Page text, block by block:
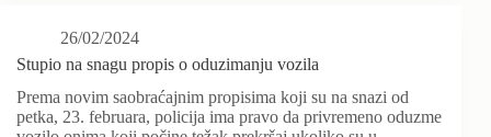
26/02/2024
Stupio na snagu propis o oduzimanju vozila
Prema novim saobraćajnim propisima koji su na snazi od
petka, 23. februara, policija ima pravo da privremeno oduzme